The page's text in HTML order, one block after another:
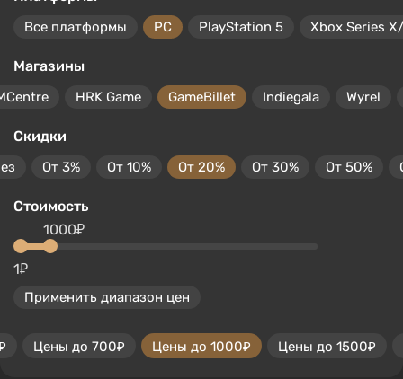
Все платформы PC PlayStation 5 Xbox Series
Магазины
HRK Game GameBillet Indiegala Wyrel
Скидки
От 3% От 10% От 20% От 30% От 50%
Стоимость
1₽
1000₽
Применить диапазон цен
Цены до 700₽ Цены до 1000₽ Цены до 1500₽